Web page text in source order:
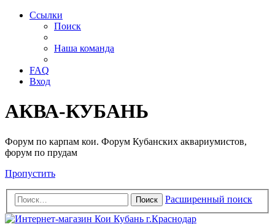
Ссылки
Поиск
Наша команда
FAQ
Вход
АКВА-КУБАНЬ
Форум по карпам кои. Форум Кубанских аквариумистов,
форум по прудам
Пропустить
Поиск Расширенный поиск